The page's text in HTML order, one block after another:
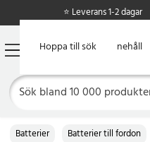
Hoppa till huvudinnehåll
Hoppa till sök
⭐ Leverans 1-2 dagar
Batterier Batterier till fordon